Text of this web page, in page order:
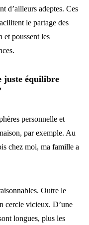
d’ailleurs adeptes. Ces
le partage des
et poussent les
juste équilibre
personnelle et
par exemple. Au
chez moi, ma famille a
Outre le
cercle vicieux. D’une
longues, plus les